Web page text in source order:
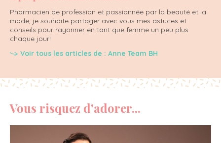
Pharmacien de profession et passionnée par la beauté et la
mode, je souhaite partager avec vous mes astuces et
conseils pour rayonner en tant que femme un peu plus
chaque jour!
Voir tous les articles de : Anne Team BH
Vous risquez d'adorer...